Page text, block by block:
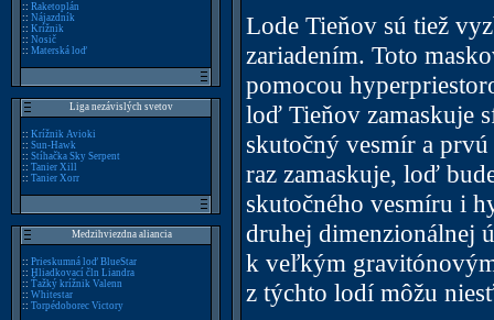
:: Raketoplán
:: Nájazdník
:: Krížnik
:: Nosič
:: Materská loď
Liga nezávislých svetov
:: Krížnik Avioki
:: Sun-Hawk
:: Stíhačka Sky Serpent
:: Tanier Xill
:: Tanier Xorr
Medzihviezdna aliancia
:: Prieskumná loď BlueStar
:: Hliadkovací čln Liandra
:: Ťažký krížnik Valenn
:: Whitestar
:: Torpédoborec Victory
Lode Tieňov sú tiež
zariadením. Toto
pomocou
loď Tieňov zamaskuje
skutočný vesmír a
raz zamaskuje, loď
skutočného vesmíru i
druhej dimenzionálnej
k veľkým
z týchto lodí môžu